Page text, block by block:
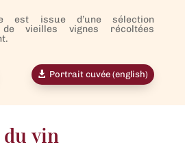
est issue d’une sélection
de vieilles vignes récoltées
Portrait cuvée (english)
vin